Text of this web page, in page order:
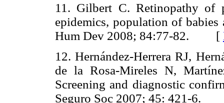
11. Gilbert C. Retinopathy of
epidemics, population of
Hum Dev 2008; 84:77-82. [
12. Hernández-Herrera RJ,
de la Rosa-Mireles N,
Screening and diagnostic
Seguro Soc 2007; 45: 421-